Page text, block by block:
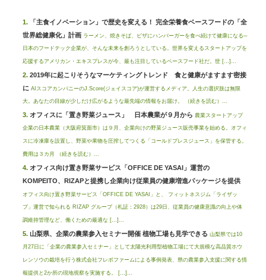
「主食イノベーション」で歴史を変える！ 完全栄養食ベースフードの「全
世界総健康化」計画 ラーメン、焼きそば、ピザにハンバーガーを食べ続けて健康になる─
日本のフードテック企業が、そんな未来を創ろうとしている。世界を変えるスタートアップを
応援するアメリカン・エキスプレスが今、最も注目しているベースフード社だ。世 […]...
2019年に起こりそうなマーケティングトレンド 食と健康がますます密接
に AIスコアカンパニーのJ.Score(ジェイスコア)が運営するメディア。人生の選択肢は無限
大。あなたの目線が少しだけ広がるような最先端の情報をお届け。 （続きを読む）...
オフィスに「置き野菜ジュース」 日本農業が９月から 農業スタートアップ
企業の日本農業（大阪府箕面市）は９月、企業向けの野菜ジュース販売事業を始める。オフィ
スに冷凍庫を設置し、野菜や果物を圧搾してつくる「コールドプレスジュース」を保管する。
費用は３カ月 （続きを読む）...
オフィス向け置き野菜サービス「OFFICE DE YASAI」運営の
KOMPEITO、RIZAPと提携し企業向け従業員の健康増進パッケージを提供
オフィス向け置き野菜サービス「OFFICE DE YASAI」と、 フィットネスジム「ライザッ
プ」運営で知られる RIZAP グループ（札証：2928）は29日、従業員の健康意識の向上や体
調維持管理など、働くための最適な […]...
山梨県、企業の農業参入セミナー開催 植物工場も見学できる 山梨県では10
月27日に「企業の農業参入セミナー」として太陽光利用型植物工場にて大規模な高品質ホウ
レンソウの栽培を行う株式会社フレボファームによる事例発表、県の農業参入支援に関する情
報提供と2か所の現地視察を実施する。 […]...